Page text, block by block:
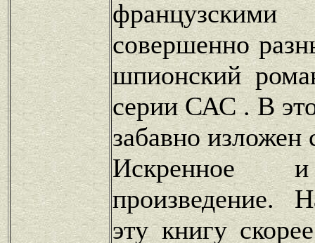
совершенно
шпионский
серии САС . В
забавно изложен
Искренное и
произведение.
эту книгу